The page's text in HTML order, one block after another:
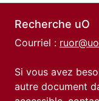
Recherche uO
Courriel :
Si vous avez
autre document